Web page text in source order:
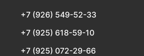
+7 (926) 549-52-33
+7 (925) 618-59-10
+7 (925) 072-29-66